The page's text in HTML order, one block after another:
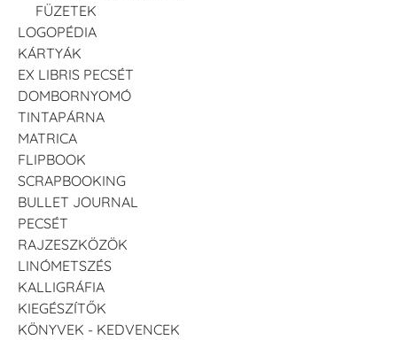
FÜZETEK
LOGOPÉDIA
KÁRTYÁK
EX LIBRIS PECSÉT
DOMBORNYOMÓ
TINTAPÁRNA
MATRICA
FLIPBOOK
SCRAPBOOKING
BULLET JOURNAL
PECSÉT
RAJZESZKÖZÖK
LINÓMETSZÉS
KALLIGRÁFIA
KIEGÉSZÍTŐK
KÖNYVEK - KEDVENCEK